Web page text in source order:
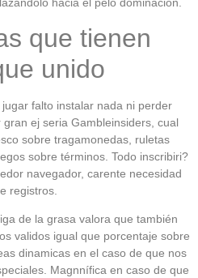
que tienen
unido
falto instalar nada ni perder
ej seria Gambleinsiders, cual
sobre tragamonedas, ruletas
sobre términos. Todo inscribiri?
navegador, carente necesidad
registros.
de la grasa valora que también
validos igual que porcentaje sobre
dinamicas en el caso de que nos
Magnnífica en caso de que